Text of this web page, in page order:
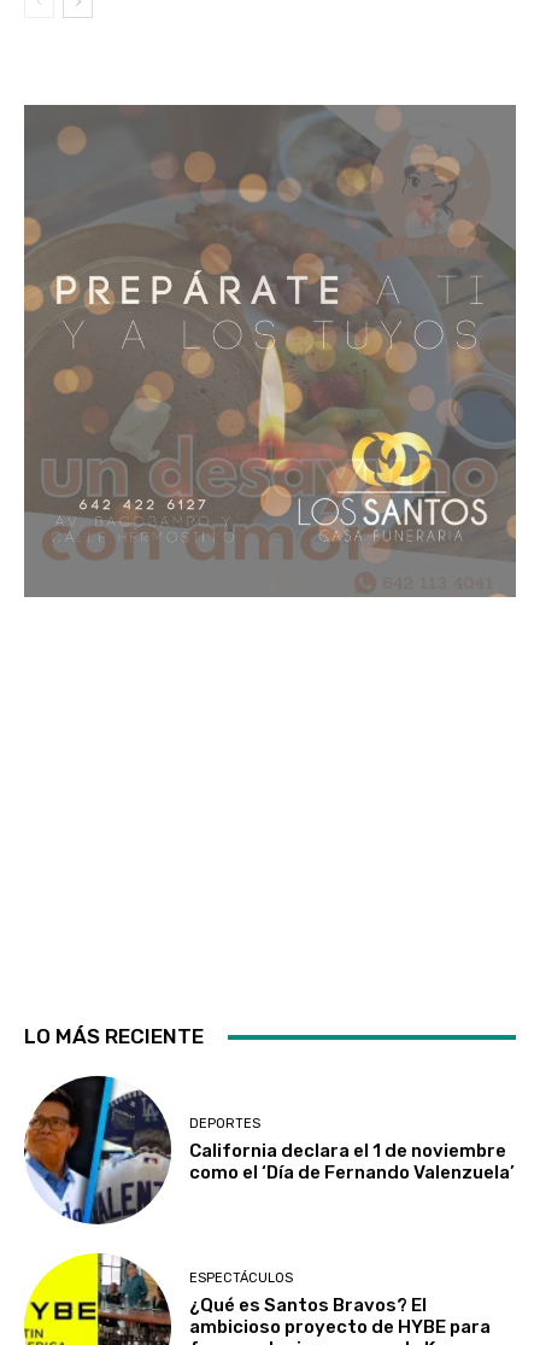
LO MÁS RECIENTE
DEPORTES
California declara el 1 de noviembre
como el ‘Día de Fernando Valenzuela’
ESPECTÁCULOS
¿Qué es Santos Bravos? El
ambicioso proyecto de HYBE para